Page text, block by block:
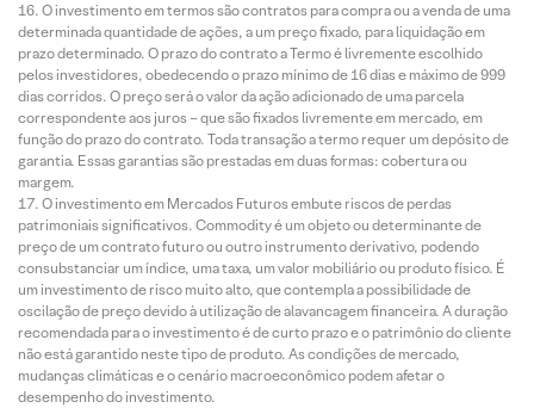
O investimento em termos são contratos para compra ou a venda de uma
determinada quantidade de ações, a um preço fixado, para liquidação em
prazo determinado. O prazo do contrato a Termo é livremente escolhido
pelos investidores, obedecendo o prazo mínimo de 16 dias e máximo de 999
dias corridos. O preço será o valor da ação adicionado de uma parcela
correspondente aos juros – que são fixados livremente em mercado, em
função do prazo do contrato. Toda transação a termo requer um depósito de
garantia. Essas garantias são prestadas em duas formas: cobertura ou
margem.
O investimento em Mercados Futuros embute riscos de perdas
patrimoniais significativos. Commodity é um objeto ou determinante de
preço de um contrato futuro ou outro instrumento derivativo, podendo
consubstanciar um índice, uma taxa, um valor mobiliário ou produto físico. É
um investimento de risco muito alto, que contempla a possibilidade de
oscilação de preço devido à utilização de alavancagem financeira. A duração
recomendada para o investimento é de curto prazo e o patrimônio do cliente
não está garantido neste tipo de produto. As condições de mercado,
mudanças climáticas e o cenário macroeconômico podem afetar o
desempenho do investimento.